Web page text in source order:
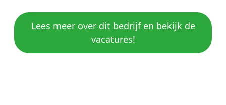
Lees meer over dit bedrijf en bekijk de
vacatures!